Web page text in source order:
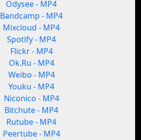
Odysee - MP4
Bandcamp - MP4
Mixcloud - MP4
Spotify - MP4
Flickr - MP4
Ok.Ru - MP4
Weibo - MP4
Youku - MP4
Niconico - MP4
Bitchute - MP4
Rutube - MP4
Peertube - MP4